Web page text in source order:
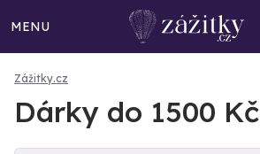
MENU
Zážitky.cz
Dárky do 1500 Kč